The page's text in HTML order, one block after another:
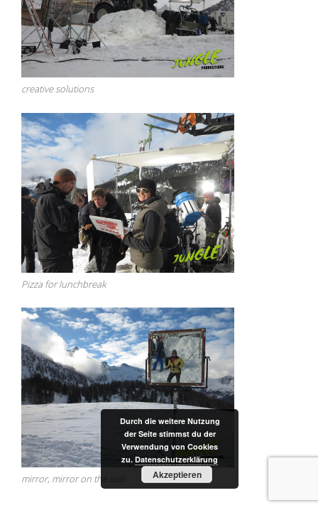
creative solutions
Pizza for lunchbreak
mirror, mirror on the wall
Durch die weitere Nutzung
der Seite stimmst du der
Verwendung von Cookies
zu. Datenschutzerklärung
Akzeptieren